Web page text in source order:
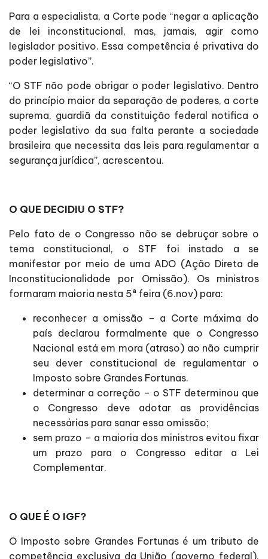
Para a especialista, a Corte pode “negar a aplicação
de lei inconstitucional, mas, jamais, agir como
legislador positivo. Essa competência é privativa do
poder legislativo”.
“O STF não pode obrigar o poder legislativo. Dentro
do princípio maior da separação de poderes, a corte
suprema, guardiã da constituição federal notifica o
poder legislativo da sua falta perante a sociedade
brasileira que necessita das leis para regulamentar a
segurança jurídica”, acrescentou.
O QUE DECIDIU O STF?
Pelo fato de o Congresso não se debruçar sobre o
tema constitucional, o STF foi instado a se
manifestar por meio de uma ADO (Ação Direta de
Inconstitucionalidade por Omissão). Os ministros
formaram maioria nesta 5ª feira (6.nov) para:
reconhecer a omissão – a Corte máxima do
país declarou formalmente que o Congresso
Nacional está em mora (atraso) ao não cumprir
seu dever constitucional de regulamentar o
Imposto sobre Grandes Fortunas.
determinar a correção – o STF determinou que
o Congresso deve adotar as providências
necessárias para sanar essa omissão;
sem prazo – a maioria dos ministros evitou fixar
um prazo para o Congresso editar a Lei
Complementar.
O QUE É O IGF?
O Imposto sobre Grandes Fortunas é um tributo de
competência exclusiva da União (governo federal),